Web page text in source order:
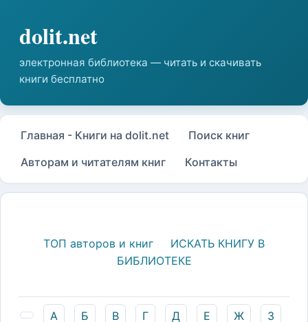
Главная - Книги на dolit.net
Поиск книг
Авторам и читателям книг
Контакты
ТОП авторов и книг
ИСКАТЬ КНИГУ В
БИБЛИОТЕКЕ
А Б В Г Д Е Ж
З